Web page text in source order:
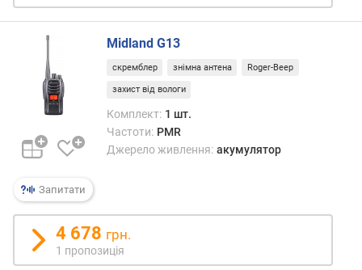
ю
д
в
а
н
я
з
а
к
і
л
Запитати
Midland G13
скремблер знімна антена Roger-Beep
захист від вологи
Комплект: 1 шт.
Частоти: PMR
Джерело живлення: акумулятор
4 678 грн.
1 пропозиція